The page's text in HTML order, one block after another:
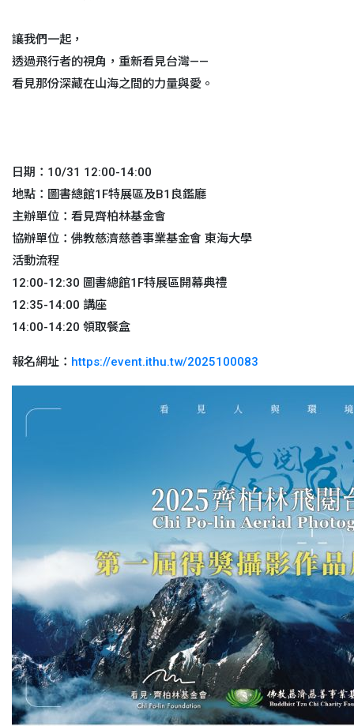
讓我們一起，
透過飛行者的視角，重新看見台灣——
看見那份深藏在山海之間的力量與愛。
日期：10/31 12:00-14:00
地點：圖書總館1F特展區及B1良鑑廳
主辦單位：看見齊柏林基金會
協辦單位：佛教慈濟慈善事業基金會 東海大學
活動流程
12:00-12:30 圖書總館1F特展區開幕典禮
12:35-14:00 講座
14:00-14:20 領取餐盒
報名網址： https://event.ithu.tw/2025100083